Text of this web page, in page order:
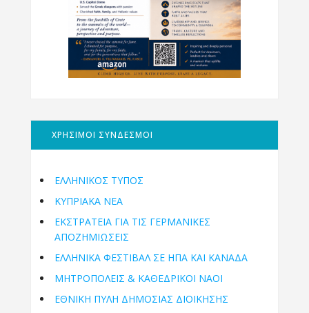
ΧΡΗΣΙΜΟΙ ΣΥΝΔΕΣΜΟΙ
ΕΛΛΗΝΙΚΟΣ ΤΥΠΟΣ
ΚΥΠΡΙΑΚΑ ΝΕΑ
ΕΚΣΤΡΑΤΕΙΑ ΓΙΑ ΤΙΣ ΓΕΡΜΑΝΙΚΕΣ
ΑΠΟΖΗΜΙΩΣΕΙΣ
ΕΛΛΗΝΙΚΆ ΦΕΣΤΙΒΆΛ ΣΕ ΗΠΑ ΚΑΙ ΚΑΝΑΔΑ
ΜΗΤΡΟΠΌΛΕΙΣ & ΚΑΘΕΔΡΙΚΟΊ ΝΑΟΊ
ΕΘΝΙΚΉ ΠΎΛΗ ΔΗΜΌΣΙΑΣ ΔΙΟΊΚΗΣΗΣ